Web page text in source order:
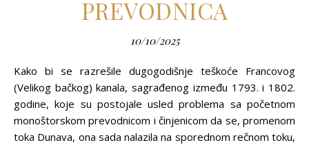
PREVODNICA
10/10/2025
Kako bi se razrešile dugogodišnje teškoće Francovog
(Velikog bačkog) kanala, sagrađenog između 1793. i 1802.
godine, koje su postojale usled problema sa početnom
monoštorskom prevodnicom i činjenicom da se, promenom
toka Dunava, ona sada nalazila na sporednom rečnom toku,